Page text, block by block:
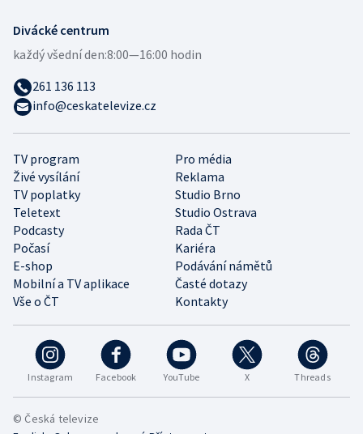
Instagram Facebook YouTube X Threads
TV program
Pro média
Živé vysílání
Reklama
TV poplatky
Studio Brno
Teletext
Studio Ostrava
Podcasty
Rada ČT
Počasí
Kariéra
E-shop
Podávání námětů
Mobilní a TV aplikace
Časté dotazy
Vše o ČT
Kontakty
Divácké centrum
každý všední den:8:00—16:00 hodin
261 136 113
info@ceskatelevize.cz
© Česká televize